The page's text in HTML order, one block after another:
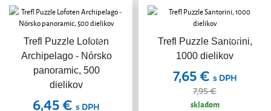
Trefl Puzzle Lofoten
Archipelago - Nórsko
panoramic, 500
dielikov
Akcia
6,45 € s DPH
Trefl Puzzle Santorini,
1000 dielikov
Akcia
7,65 € s DPH
7,95 €
skladom